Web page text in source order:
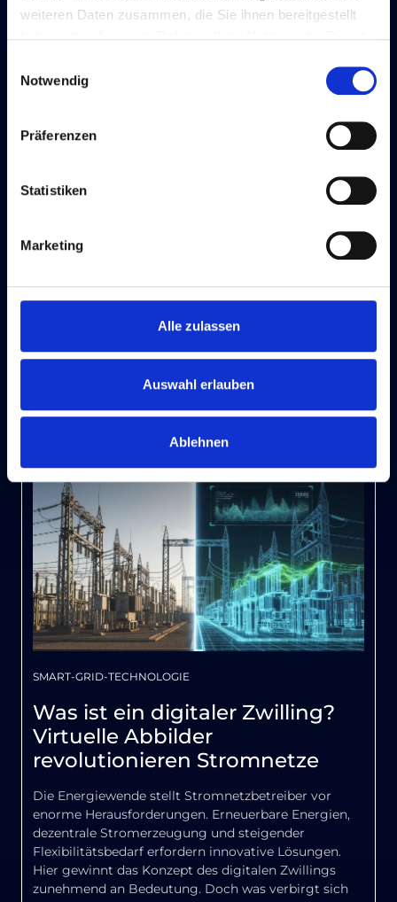
Chancen, Pflichten und
Ein Smart Meter misst nicht nur den
automatisiert und sicher an berechtigte Stellen.
fit für den wachsenden Anteil erneuerbarer Energien.
Im Folgenden erfahren Sie, was Smart Meter genau
Meter wirklich kann, ist es hilfreich, den Begriff von
anderen Zählertypen abzugrenzen: Intelligentes
Ein iMsys vereint einen digitalen Zähler mit einem…
20. AUGUST 2025
SMART-GRID-TECHNOLOGIE
Was ist ein digitaler Zwilling?
Virtuelle Abbilder
revolutionieren Stromnetze
Die Energiewende stellt Stromnetzbetreiber vor
enorme Herausforderungen. Erneuerbare Energien,
dezentrale Stromerzeugung und steigender
Flexibilitätsbedarf erfordern innovative Lösungen.
Hier gewinnt das Konzept des digitalen Zwillings
zunehmend an Bedeutung. Doch was verbirgt sich